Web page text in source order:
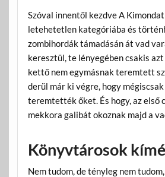
Szóval innentől kezdve A
letehetetlen kategóriába és
zombihordák támadásán át vad
keresztül, te lényegében csakis
kettő nem egymásnak teremtett
derül már ki végre, hogy
teremtették őket. És hogy, az első
mekkora galibát okoznak majd a
Könyvtárosok
Nem tudom, de tényleg nem